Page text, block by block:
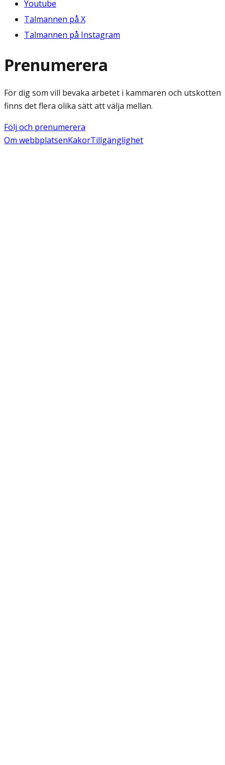
Youtube
Talmannen på X
Talmannen på Instagram
Prenumerera
För dig som vill bevaka arbetet i kammaren och utskotten
finns det flera olika sätt att välja mellan.
Följ och prenumerera
Om webbplatsenKakorTillgänglighet